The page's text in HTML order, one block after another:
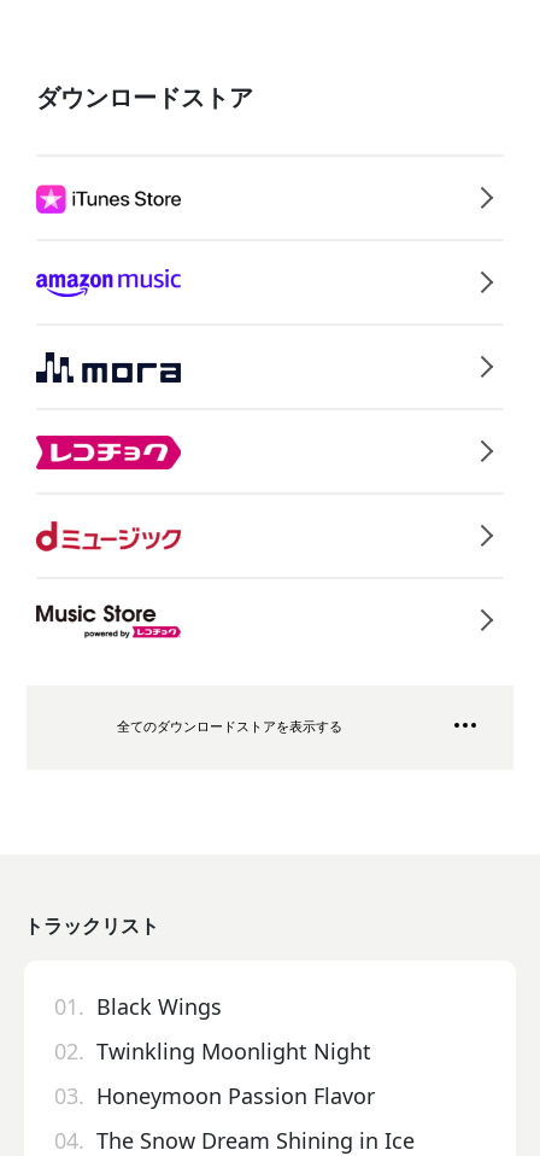
ダウンロードストア
全てのダウンロードストアを表示する
トラックリスト
01. Black Wings
02. Twinkling Moonlight Night
03. Honeymoon Passion Flavor
04. The Snow Dream Shining in Ice